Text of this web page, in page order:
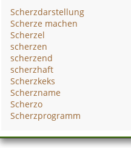
Scherzdarstellung
Scherze machen
Scherzel
scherzen
scherzend
scherzhaft
Scherzkeks
Scherzname
Scherzo
Scherzprogramm